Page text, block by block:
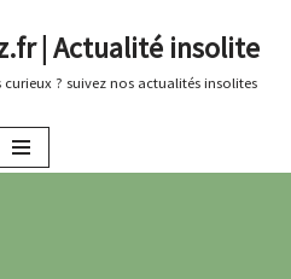
| Actualité insolite
curieux ? suivez nos actualités insolites